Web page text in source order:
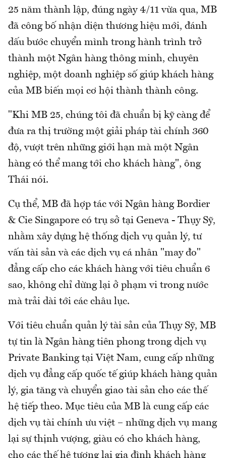
25 năm thành lập, đúng ngày 4/11 vừa qua, MB
đã công bố nhận diện thương hiệu mới, đánh
dấu bước chuyển mình trong hành trình trở
thành một Ngân hàng thông minh, chuyên
nghiệp, một doanh nghiệp số giúp khách hàng
của MB biến mọi cơ hội thành thành công.
"Khi MB 25, chúng tôi đã chuẩn bị kỹ càng để
đưa ra thị trường một giải pháp tài chính 360
độ, vượt trên những giới hạn mà một Ngân
hàng có thể mang tới cho khách hàng", ông
Thái nói.
Cụ thể, MB đã hợp tác với Ngân hàng Bordier
& Cie Singapore có trụ sở tại Geneva - Thụy Sỹ,
nhằm xây dựng hệ thống dịch vụ quản lý, tư
vấn tài sản và các dịch vụ cá nhân "may đo"
đẳng cấp cho các khách hàng với tiêu chuẩn 6
sao, không chỉ dừng lại ở phạm vi trong nước
mà trải dài tới các châu lục.
Với tiêu chuẩn quản lý tài sản của Thụy Sỹ, MB
tự tin là Ngân hàng tiên phong trong dịch vụ
Private Banking tại Việt Nam, cung cấp những
dịch vụ đẳng cấp quốc tế giúp khách hàng quản
lý, gia tăng và chuyển giao tài sản cho các thế
hệ tiếp theo. Mục tiêu của MB là cung cấp các
dịch vụ tài chính ưu việt – những dịch vụ mang
lại sự thịnh vượng, giàu có cho khách hàng,
cho các thế hệ tương lai gia đình khách hàng